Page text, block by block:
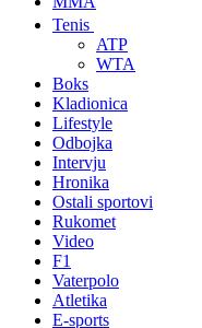
Tenis
ATP
WTA
Boks
Kladionica
Lifestyle
Odbojka
Intervju
Hronika
Ostali sportovi
Rukomet
Video
F1
Vaterpolo
Atletika
E-sports